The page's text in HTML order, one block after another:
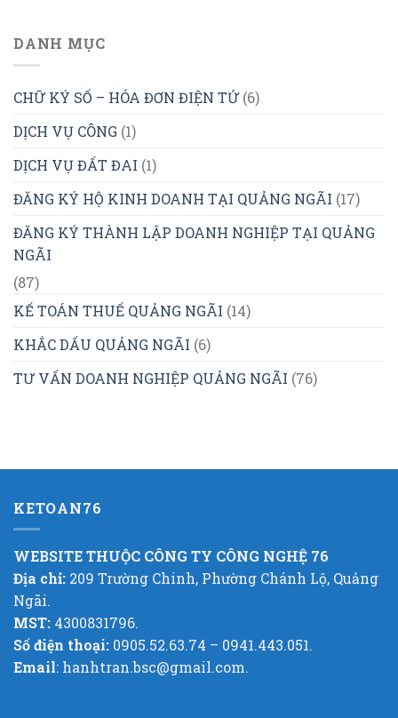
DANH MỤC
CHỮ KÝ SỐ – HÓA ĐƠN ĐIỆN TỬ(6)
DỊCH VỤ CÔNG (1)
DỊCH VỤ ĐẤT ĐAI (1)
ĐĂNG KÝ HỘ KINH DOANH TẠI QUẢNG NGÃI (17)
ĐĂNG KÝ THÀNH LẬP DOANH NGHIỆP TẠI QUẢNG
NGÃI
(87)
KẾ TOÁN THUẾ QUẢNG NGÃI (14)
KHẮC DẤU QUẢNG NGÃI (6)
TƯ VẤN DOANH NGHIỆP QUẢNG NGÃI (76)
KETOAN76
WEBSITE THUỘC CÔNG TY CÔNG NGHỆ 76
Địa chỉ: 209 Trường Chinh, Phường Chánh Lộ, Quảng
Ngãi.
MST: 4300831796.
Số điện thoại: 0905.52.63.74 – 0941.443.051.
Email: hanhtran.bsc@gmail.com.